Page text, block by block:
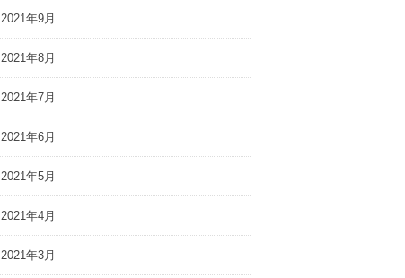
2021年9月
2021年8月
2021年7月
2021年6月
2021年5月
2021年4月
2021年3月